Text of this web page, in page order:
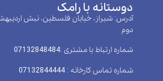
دوستانه با رامک
آدرس: شیراز، خیابان فلسطین، نبش
دوم
شماره ارتباط با مشتری :‌07132848484
شماره تماس کارخانه : 07132844444